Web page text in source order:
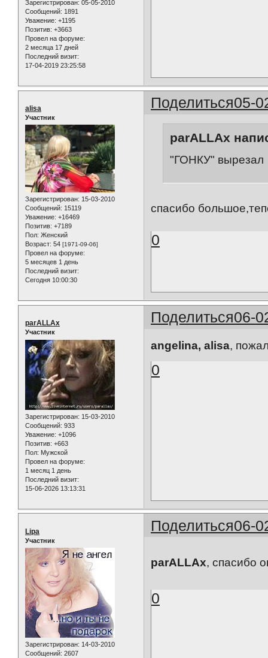
Зарегистрирован: 05-05-2010
Сообщений: 1891
Уважение: +1195
Позитив: +3663
Провел на форуме:
2 месяца 17 дней
Последний визит:
17-04-2019 23:25:58
Поделиться05-
alisa
Участник
Зарегистрирован: 15-03-2010
Сообщений: 15119
Уважение: +16469
Позитив: +7189
Пол: Женский
Возраст: 54 [1971-09-06]
Провел на форуме:
5 месяцев 1 день
Последний визит:
Сегодня 10:00:30
parALLAx
"ГОНКУ" вырезал
спасибо
0
Поделиться06-
parALLAx
Участник
Зарегистрирован: 15-03-2010
Сообщений: 933
Уважение: +1096
Позитив: +663
Пол: Мужской
Провел на форуме:
1 месяц 1 день
Последний визит:
15-06-2026 13:13:31
angelina, alisa,
0
Поделиться06-
Lipa
Участник
Зарегистрирован: 14-03-2010
Сообщений: 2607
parALLAx, спасибо
0